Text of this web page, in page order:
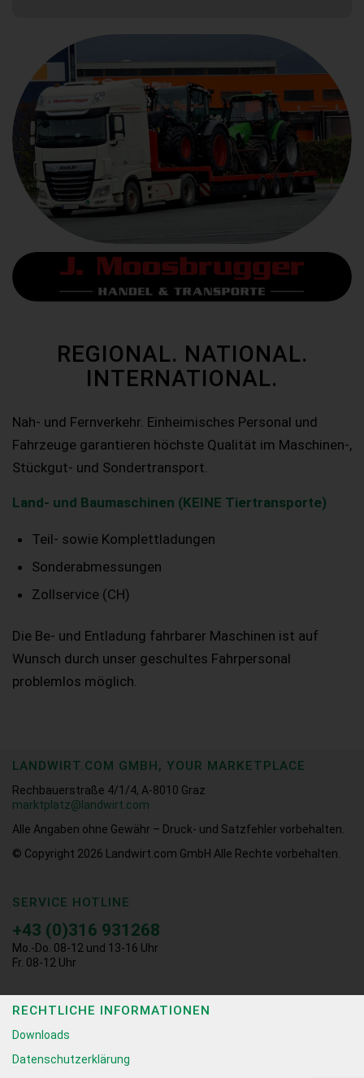
REGIONAL. NATIONAL.
INTERNATIONAL.
Nah- und Fernverkehr. Einheimisches Personal und
Fahrzeuge garantieren höchste Qualität im Maschinen-,
Stückgut- und Sondertransport.
Land- und Baumaschinen (KEINE Tiertransporte)
Teil- sowie Komplettladungen
Sonderabmessungen
Zollservice (CH)
Die Be- und Entladung fahrbarer Maschinen ist auf
Wunsch durch unser geschultes Fahrpersonal
problemlos möglich.
LANDWIRT.COM GMBH, YOUR MARKETPLACE
Rechbauerstraße 4/1/4, A-8010 Graz
marktplatz@landwirt.com
Alle Angaben ohne Gewähr – Druck- und Satzfehler vorbehalten.
© Copyright 2026
Landwirt.com GmbH Alle Rechte vorbehalten.
SERVICE HOTLINE
+43 (0)316 931268
Mo.-Do. 08-12 und 13-16 Uhr
Fr. 08-12 Uhr
RECHTLICHE INFORMATIONEN
Downloads
Datenschutzerklärung